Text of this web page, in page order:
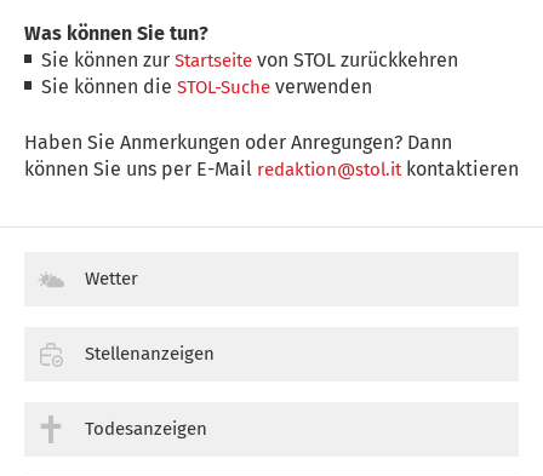
Was können Sie tun?
Sie können zurStartseite von STOL zurückkehren
Sie können dieSTOL-Suche verwenden
Haben Sie Anmerkungen oder Anregungen? Dann
können Sie uns per E-Mail redaktion@stol.itkontaktieren
Wetter
Stellenanzeigen
Todesanzeigen